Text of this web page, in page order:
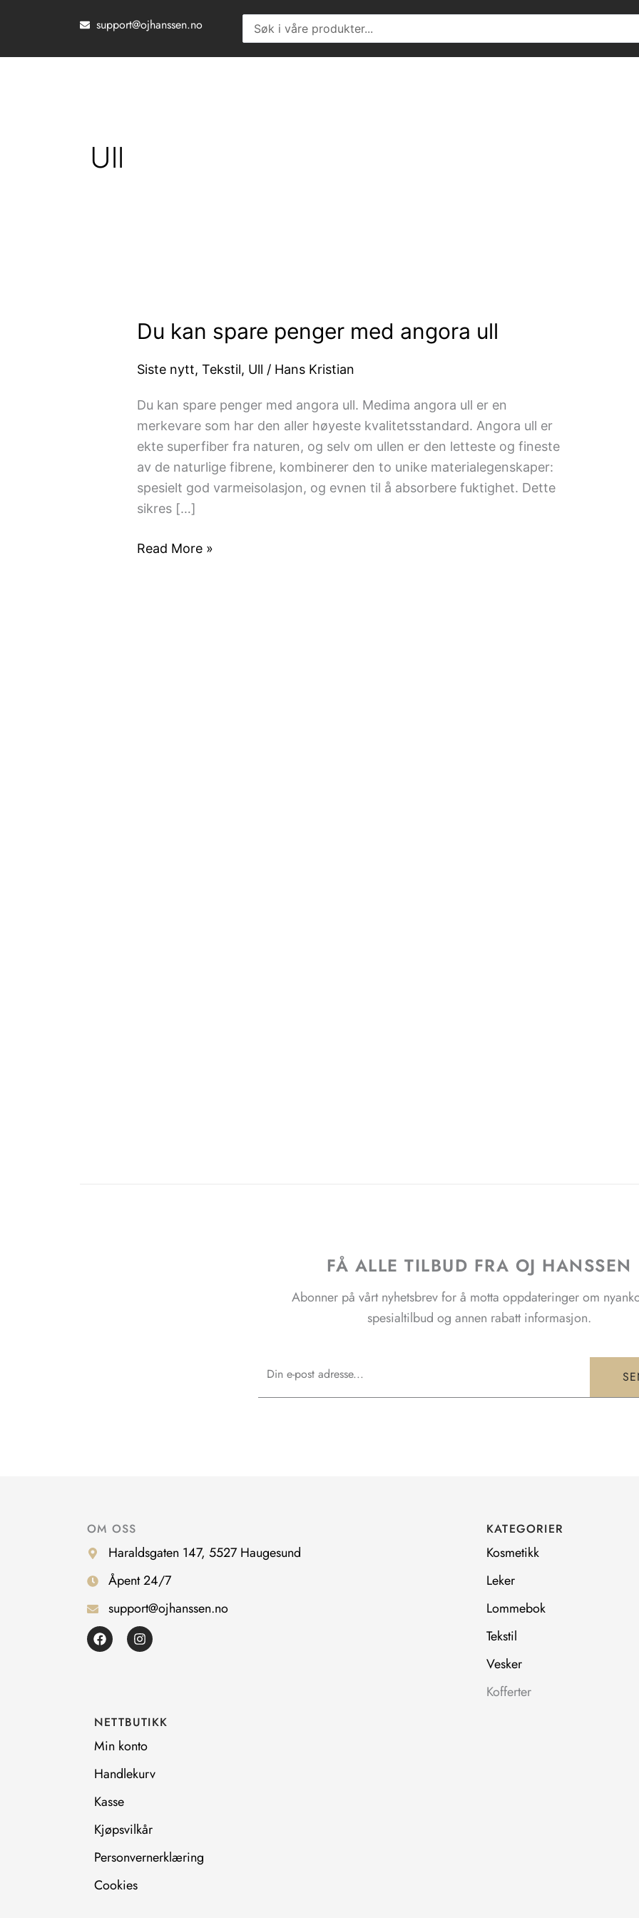
support@ojhanssen.no
Search
...
Ull
Du kan spare penger med angora ull
Siste nytt,Tekstil, Ull / Hans Kristian
Du kan spare penger med angora ull. Medima angora ull er en
merkevare som har den aller høyeste kvalitetsstandard. Angora ull er
ekte superfiber fra naturen, og selv om ullen er den letteste og fineste
av de naturlige fibrene, kombinerer den to unike materialegenskaper:
spesielt god varmeisolasjon, og evnen til å absorbere fuktighet. Dette
sikres […]
spare
med
ull
Read More »
FÅ ALLE TILBUD FRA OJ HANSSEN
Abonner på vårt nyhetsbrev for å motta oppdateringer om
spesialtilbud og annen rabatt informasjon.
OM OSS
Haraldsgaten 147, 5527 Haugesund
Åpent 24/7
support@ojhanssen.no
F
a
k
I
n
a
KATEGORIER
Kosmetikk
Leker
Lommebok
Tekstil
Vesker
Kofferter
NETTBUTIKK
Min konto
Handlekurv
Kasse
Kjøpsvilkår
Personvernerklæring
Cookies